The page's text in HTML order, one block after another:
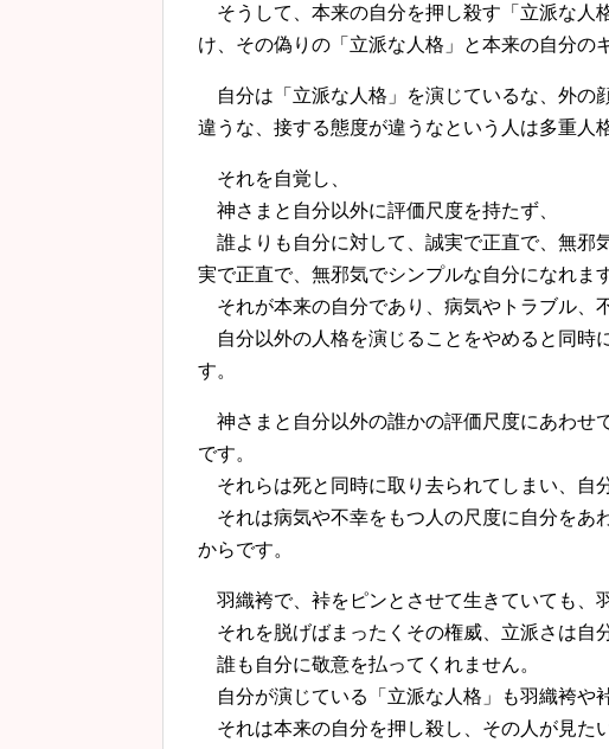
そうして、本来の自分を押し殺す「立派な人
け、その偽りの「立派な人格」と本来の自分の
自分は「立派な人格」を演じているな、外の
違うな、接する態度が違うなという人は多重人
それを自覚し、
神さまと自分以外に評価尺度を持たず、
誰よりも自分に対して、誠実で正直で、無邪
実で正直で、無邪気でシンプルな自分になれます
それが本来の自分であり、病気やトラブル、
自分以外の人格を演じることをやめると同時
す。
神さまと自分以外の誰かの評価尺度にあわせ
です。
それらは死と同時に取り去られてしまい、自
それは病気や不幸をもつ人の尺度に自分をあ
からです。
羽織袴で、裃をピンとさせて生きていても、
それを脱げばまったくその権威、立派さは自
誰も自分に敬意を払ってくれません。
自分が演じている「立派な人格」も羽織袴や
それは本来の自分を押し殺し、その人が見た